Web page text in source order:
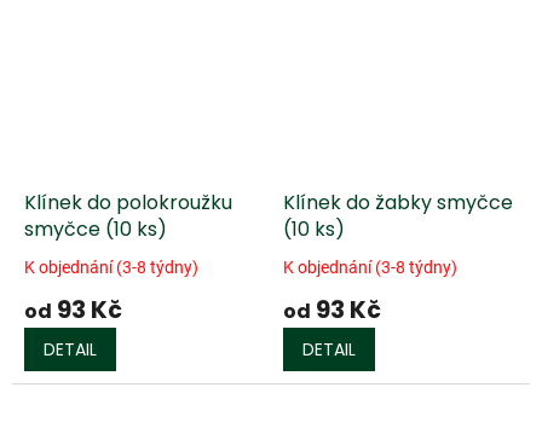
Klínek do polokroužku
smyčce (10 ks)
K objednání (3-8 týdny)
od 93 Kč
DETAIL
Klínek do žabky smyčce
(10 ks)
K objednání (3-8 týdny)
od 93 Kč
DETAIL